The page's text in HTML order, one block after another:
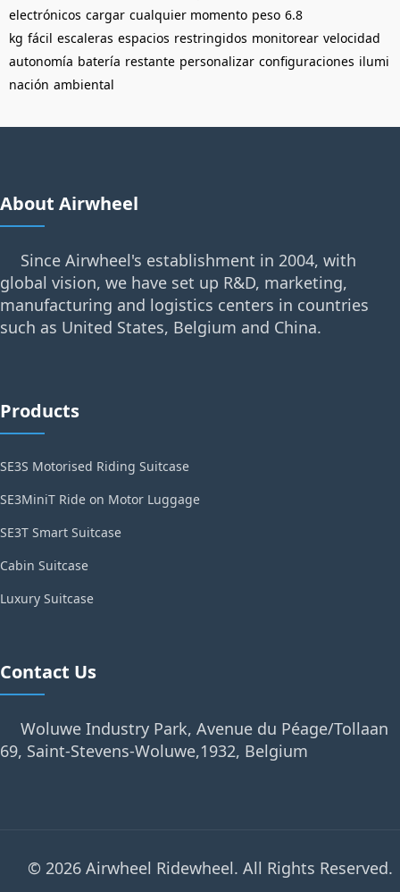
electrónicos cargar cualquier momento peso 6.8
kg fácil escaleras espacios restringidos monitorear velocidad
autonomía batería restante personalizar configuraciones ilumi
nación ambiental
About Airwheel
Since Airwheel's establishment in 2004, with
global vision, we have set up R&D, marketing,
manufacturing and logistics centers in countries
such as United States, Belgium and China.
Products
SE3S Motorised Riding Suitcase
SE3MiniT Ride on Motor Luggage
SE3T Smart Suitcase
Cabin Suitcase
Luxury Suitcase
Contact Us
Woluwe Industry Park, Avenue du Péage/Tollaan
69, Saint-Stevens-Woluwe,1932, Belgium
© 2026 Airwheel Ridewheel. All Rights Reserved.